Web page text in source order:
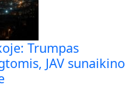
Trumpas
JAV sunaikino